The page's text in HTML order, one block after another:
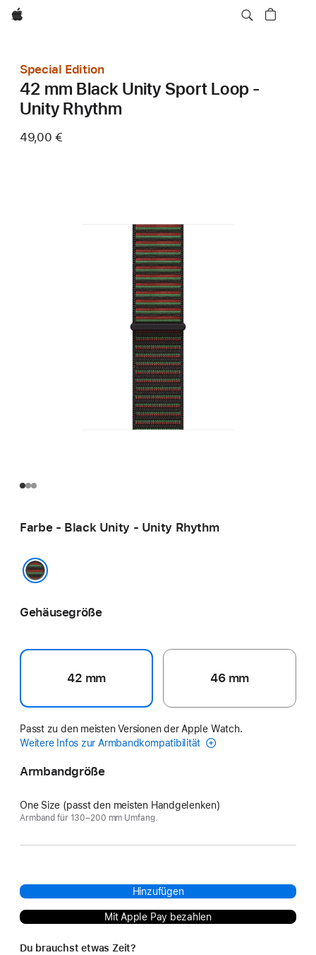
Apple
Special Edition
42 mm Black Unity Sport Loop -
Unity Rhythm
49,00 €
Farbe - Black Unity - Unity Rhythm
Gehäusegröße
42 mm 46 mm
Passt zu den meisten Versionen der Apple Watch.
Weitere Infos zur Armbandkompatibilität
Armbandgröße
One Size (passt den meisten Handgelenken)
Armband für 130–200 mm Umfang.
Hinzufügen
Mit Apple Pay bezahlen
Du brauchst etwas Zeit?